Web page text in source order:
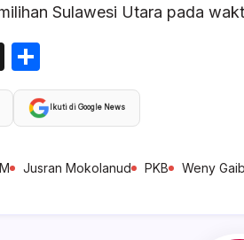
Sulawesi Utara pada
T
hr
e
d
h
arIkuti di Google News
Jusran Mokolanud PKB Weny Gaib